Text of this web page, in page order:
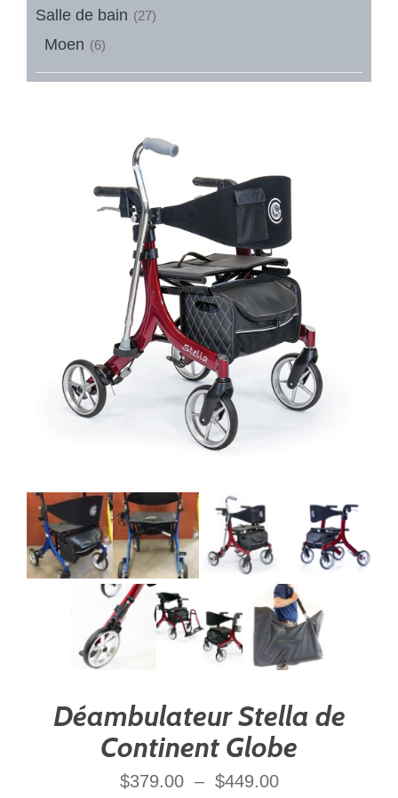
Salle de bain (27)
Moen (6)
Déambulateur Stella de
Continent Globe
$379.00 – $449.00